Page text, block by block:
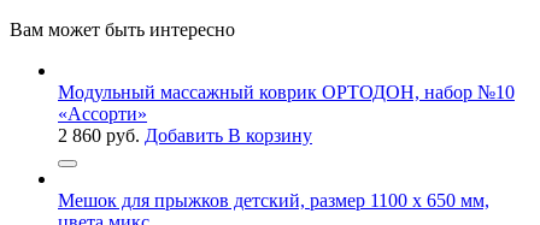
Вам может быть интересно
Модульный массажный коврик ОРТОДОН, набор №10
«Ассорти»
2 860 руб. Добавить В корзину
Мешок для прыжков детский, размер 1100 х 650 мм,